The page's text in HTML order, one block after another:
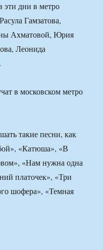
эти дни в метро
Гамзатова,
Ахматовой, Юрия
Леонида
такие песни, как
«Катюша», «В
«Нам нужна одна
платочек», «Три
шофера», «Темная